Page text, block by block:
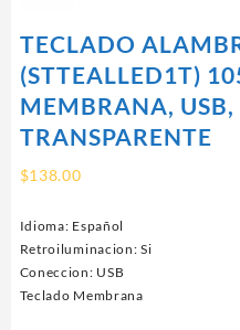
TECLADO
(STTEALLED1T)
MEMBRANA, USB,
TRANSPARENTE
$138.00
Idioma: Español
Retroiluminacion: Si
Coneccion: USB
Teclado Membrana